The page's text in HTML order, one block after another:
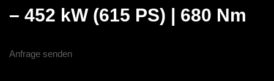
– 452 kW (615 PS) | 680 Nm
Anfrage senden